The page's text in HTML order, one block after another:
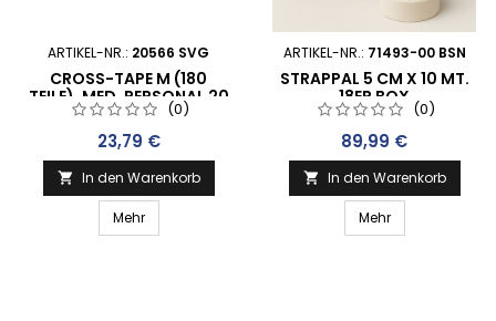
ARTIKEL-NR.: 20566 SVG
CROSS-TAPE M (180
TEILE), MED. PERSONAL 20
MM X 30 MM(0)
Preis
23,79 €
 In den Warenkorb
Mehr
ARTIKEL-NR.: 71493-00 BSN
STRAPPAL 5 CM X 10 MT.
18ER BOX
(0)
Preis
89,99 €
 In den Warenkorb
Mehr